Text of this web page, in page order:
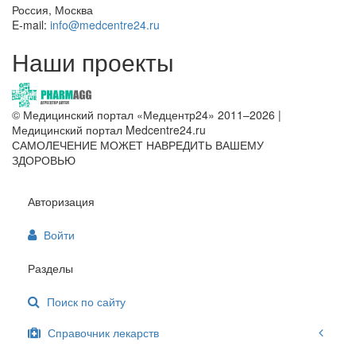
Россия, Москва
E-mail: info@medcentre24.ru
Наши проекты
© Медицинский портал «Медцентр24» 2011–2026 |
Медицинский портал Medcentre24.ru
САМОЛЕЧЕНИЕ МОЖЕТ НАВРЕДИТЬ ВАШЕМУ
ЗДОРОВЬЮ
Авторизация
Войти
Разделы
Поиск по сайту
Справочник лекарств